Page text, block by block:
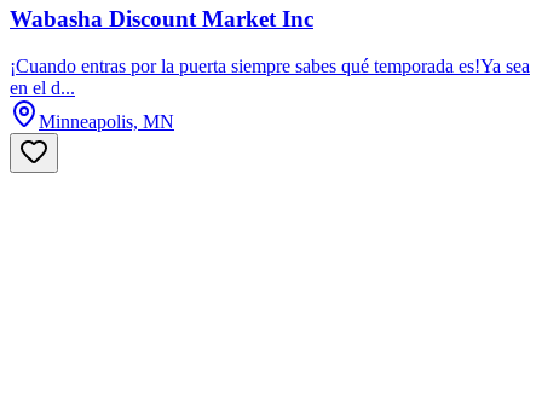
Wabasha Discount Market Inc
¡Cuando entras por la puerta siempre sabes qué temporada es!Ya sea
en el d...
Minneapolis, MN